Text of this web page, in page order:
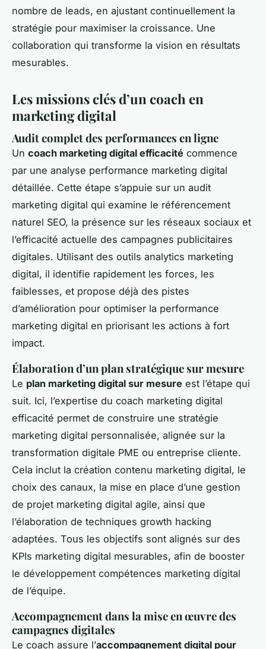
nombre de leads, en ajustant continuellement la
stratégie pour maximiser la croissance. Une
collaboration qui transforme la vision en résultats
mesurables.
Les missions clés d’un coach en
marketing digital
Audit complet des performances en ligne
Un coach marketing digital efficacité commence
par une analyse performance marketing digital
détaillée. Cette étape s’appuie sur un audit
marketing digital qui examine le référencement
naturel SEO, la présence sur les réseaux sociaux et
l’efficacité actuelle des campagnes publicitaires
digitales. Utilisant des outils analytics marketing
digital, il identifie rapidement les forces, les
faiblesses, et propose déjà des pistes
d’amélioration pour optimiser la performance
marketing digital en priorisant les actions à fort
impact.
Élaboration d’un plan stratégique sur mesure
Le plan marketing digital sur mesure est l’étape qui
suit. Ici, l’expertise du coach marketing digital
efficacité permet de construire une stratégie
marketing digital personnalisée, alignée sur la
transformation digitale PME ou entreprise cliente.
Cela inclut la création contenu marketing digital, le
choix des canaux, la mise en place d’une gestion
de projet marketing digital agile, ainsi que
l’élaboration de techniques growth hacking
adaptées. Tous les objectifs sont alignés sur des
KPIs marketing digital mesurables, afin de booster
le développement compétences marketing digital
de l’équipe.
Accompagnement dans la mise en œuvre des
campagnes digitales
Le coach assure l’accompagnement digital pour